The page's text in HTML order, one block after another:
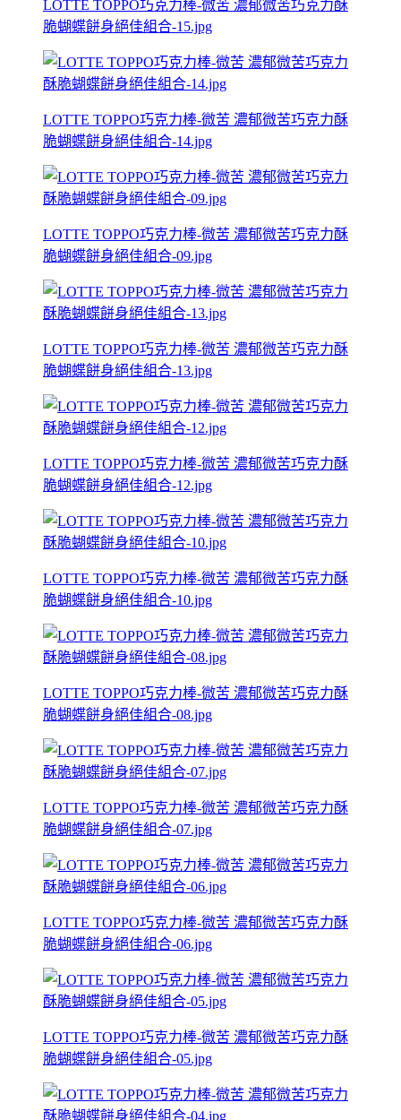
LOTTE TOPPO巧克力棒-微苦 濃郁微苦巧克力酥
脆蝴蝶餅身絕佳組合-15.jpg
LOTTE TOPPO巧克力棒-微苦 濃郁微苦巧克力酥
脆蝴蝶餅身絕佳組合-14.jpg
LOTTE TOPPO巧克力棒-微苦 濃郁微苦巧克力酥
脆蝴蝶餅身絕佳組合-09.jpg
LOTTE TOPPO巧克力棒-微苦 濃郁微苦巧克力酥
脆蝴蝶餅身絕佳組合-13.jpg
LOTTE TOPPO巧克力棒-微苦 濃郁微苦巧克力酥
脆蝴蝶餅身絕佳組合-12.jpg
LOTTE TOPPO巧克力棒-微苦 濃郁微苦巧克力酥
脆蝴蝶餅身絕佳組合-10.jpg
LOTTE TOPPO巧克力棒-微苦 濃郁微苦巧克力酥
脆蝴蝶餅身絕佳組合-08.jpg
LOTTE TOPPO巧克力棒-微苦 濃郁微苦巧克力酥
脆蝴蝶餅身絕佳組合-07.jpg
LOTTE TOPPO巧克力棒-微苦 濃郁微苦巧克力酥
脆蝴蝶餅身絕佳組合-06.jpg
LOTTE TOPPO巧克力棒-微苦 濃郁微苦巧克力酥
脆蝴蝶餅身絕佳組合-05.jpg